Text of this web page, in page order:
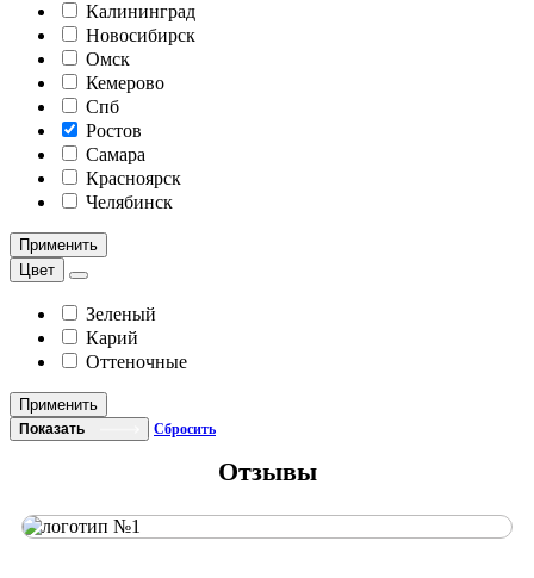
Калининград
Новосибирск
Омск
Кемерово
Спб
Ростов
Самара
Красноярск
Челябинск
Применить
Цвет
Зеленый
Карий
Оттеночные
Применить
Показать Сбросить
Отзывы